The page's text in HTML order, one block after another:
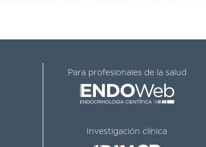
Para profesionales de la salud
Investigación clínica